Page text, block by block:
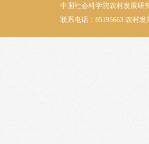
中国社会科学院农村发展研
联系电话：85195663 农村发